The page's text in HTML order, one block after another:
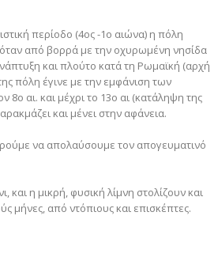
περίοδο (4ος -1ο αιώνα) η πόλη
από βορρά με την οχυρωμένη νησίδα
και πλούτο κατά τη Ρωμαϊκή (αρχή
πόλη έγινε με την εμφάνιση των
αι. και μέχρι το 13ο αι (κατάληψη της
και μένει στην αφάνεια.
να απολαύσουμε τον απογευματινό
και η μικρή, φυσική λίμνη στολίζουν και
μήνες, από ντόπιους και επισκέπτες.